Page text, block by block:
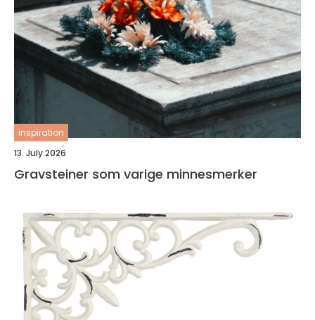
inspiration
13. July 2026
Gravsteiner som varige minnesmerker